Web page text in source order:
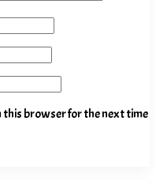
this browser for the next time